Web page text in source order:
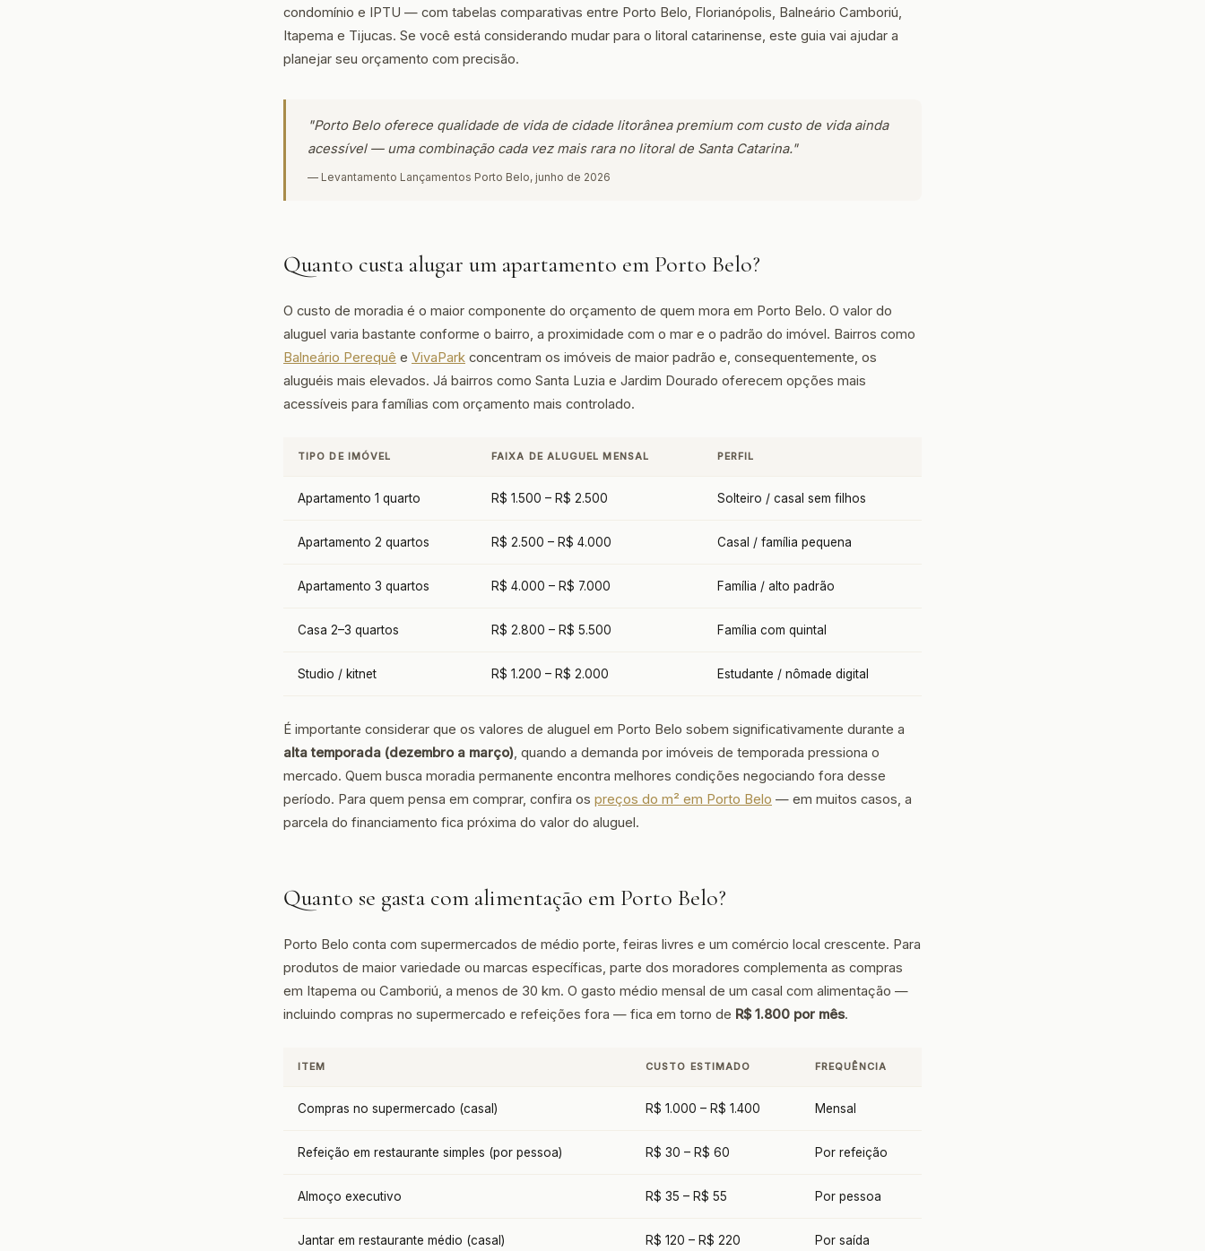
condomínio e IPTU — com tabelas comparativas entre Porto Belo, Florianópolis, Balneário Camboriú,
Itapema e Tijucas. Se você está considerando mudar para o litoral catarinense, este guia vai ajudar a
planejar seu orçamento com precisão.
"Porto Belo oferece qualidade de vida de cidade litorânea premium com custo de vida ainda
acessível — uma combinação cada vez mais rara no litoral de Santa Catarina."
— Levantamento Lançamentos Porto Belo, junho de 2026
Quanto custa alugar um apartamento em Porto Belo?
O custo de moradia é o maior componente do orçamento de quem mora em Porto Belo. O valor do
aluguel varia bastante conforme o bairro, a proximidade com o mar e o padrão do imóvel. Bairros como
Balneário Perequê e VivaPark concentram os imóveis de maior padrão e, consequentemente, os
aluguéis mais elevados. Já bairros como Santa Luzia e Jardim Dourado oferecem opções mais
acessíveis para famílias com orçamento mais controlado.
TIPO DE IMÓVEL FAIXA DE ALUGUEL MENSAL PERFIL
Apartamento 1 quarto R$ 1.500 – R$ 2.500 Solteiro / casal sem filhos
Apartamento 2 quartos R$ 2.500 – R$ 4.000 Casal / família pequena
Apartamento 3 quartos R$ 4.000 – R$ 7.000 Família / alto padrão
Casa 2–3 quartos R$ 2.800 – R$ 5.500 Família com quintal
Studio / kitnet R$ 1.200 – R$ 2.000 Estudante / nômade digital
É importante considerar que os valores de aluguel em Porto Belo sobem significativamente durante a
alta temporada (dezembro a março), quando a demanda por imóveis de temporada pressiona o
mercado. Quem busca moradia permanente encontra melhores condições negociando fora desse
período. Para quem pensa em comprar, confira os preços do m² em Porto Belo — em muitos casos, a
parcela do financiamento fica próxima do valor do aluguel.
Quanto se gasta com alimentação em Porto Belo?
Porto Belo conta com supermercados de médio porte, feiras livres e um comércio local crescente. Para
produtos de maior variedade ou marcas específicas, parte dos moradores complementa as compras
em Itapema ou Camboriú, a menos de 30 km. O gasto médio mensal de um casal com alimentação —
incluindo compras no supermercado e refeições fora — fica em torno de R$ 1.800 por mês.
ITEM CUSTO ESTIMADO FREQUÊNCIA
Compras no supermercado (casal) R$ 1.000 – R$ 1.400 Mensal
Refeição em restaurante simples (por pessoa) R$ 30 – R$ 60 Por refeição
Almoço executivo R$ 35 – R$ 55 Por pessoa
Jantar em restaurante médio (casal) R$ 120 – R$ 220 Por saída